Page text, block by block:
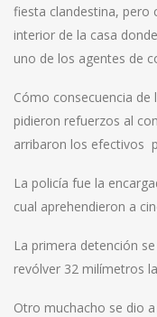
fiesta clandestina, pero
interior de la casa
uno de los agentes de
Cómo consecuencia de
pidieron refuerzos al
arribaron los efectivos
La policía fue la
cual aprehendieron a
La primera detención
revólver 32 milímetros
Otro muchacho se dio